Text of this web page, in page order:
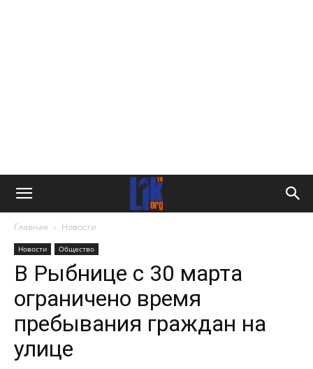
Главная Новости
Новости Общество
В Рыбнице с 30 марта
ограничено время
пребывания граждан на
улице